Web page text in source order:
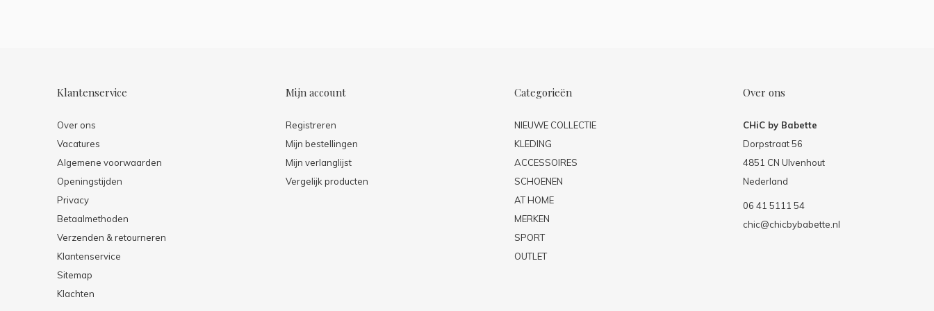
Klantenservice
Over ons
Vacatures
Algemene voorwaarden
Openingstijden
Privacy
Betaalmethoden
Verzenden & retourneren
Klantenservice
Sitemap
Klachten
Mijn account
Registreren
Mijn bestellingen
Mijn verlanglijst
Vergelijk producten
Categorieën
NIEUWE COLLECTIE
KLEDING
ACCESSOIRES
SCHOENEN
AT HOME
MERKEN
SPORT
OUTLET
Over ons
CHiC by Babette
Dorpstraat 56
4851 CN Ulvenhout
Nederland
06 41 5111 54
chic@chicbybabette.nl